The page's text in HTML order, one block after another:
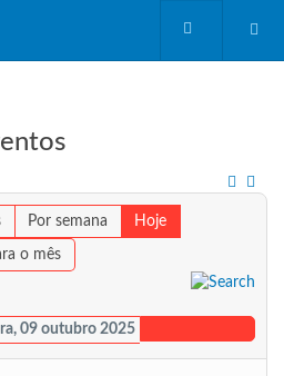
Por semana Hoje
o mês
09 outubro 2025